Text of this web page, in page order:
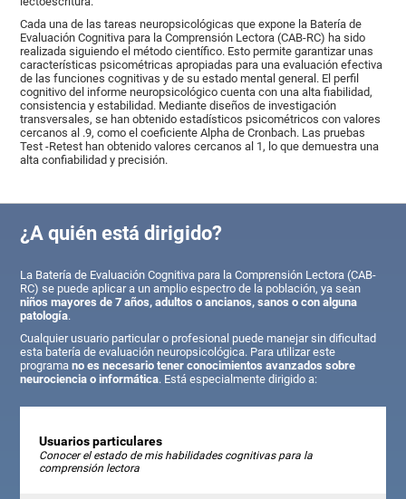
Cada una de las tareas neuropsicológicas que expone la Batería de
Evaluación Cognitiva para la Comprensión Lectora (CAB-RC) ha sido
realizada siguiendo el método científico. Esto permite garantizar unas
características psicométricas apropiadas para una evaluación efectiva
de las funciones cognitivas y de su estado mental general. El perfil
cognitivo del informe neuropsicológico cuenta con una alta fiabilidad,
consistencia y estabilidad. Mediante diseños de investigación
transversales, se han obtenido estadísticos psicométricos con valores
cercanos al .9, como el coeficiente Alpha de Cronbach. Las pruebas
Test -Retest han obtenido valores cercanos al 1, lo que demuestra una
alta confiabilidad y precisión.
¿A quién está dirigido?
La Batería de Evaluación Cognitiva para la Comprensión Lectora (CAB-
RC) se puede aplicar a un amplio espectro de la población, ya sean
niños mayores de 7 años, adultos o ancianos, sanos o con alguna
patología.
Cualquier usuario particular o profesional puede manejar sin dificultad
esta batería de evaluación neuropsicológica. Para utilizar este
programano es necesario tener conocimientos avanzados sobre
neurociencia o informática. Está especialmente dirigido a:
Usuarios particulares
Conocer el estado de mis habilidades cognitivas para la
comprensión lectora